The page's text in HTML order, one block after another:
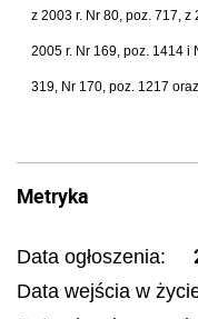
z 2003 r. Nr 80, poz. 717,
2005 r. Nr 169, poz. 1414 i
319, Nr 170, poz. 1217
Metryka
Data ogłoszenia:
Data wejścia w